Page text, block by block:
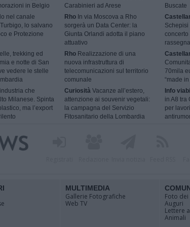
in Belgio
nel canale
lo salvano
e Protezione
trekking ed
e notte di San
vedere le stelle
che
Milanese. Spinta
ma l’export
Carabinieri ad Arese
Rho In via Moscova a Rho
sorgerà un Data Center: la
Giunta Orlandi adotta il piano
attuativo
Rho Realizzazione di una
nuova infrastruttura di
telecomunicazioni sul territorio
comunale
Curiosità Vacanze all’estero,
attenzione ai souvenir vegetali:
la campagna del Servizio
Fitosanitario della Lombardia
Buscate
Schepisi
concerto
70mila
“made
Info
in A8 tra
per
MULTIMEDIA
Gallerie Fotografiche
Web TV
Foto
Auguri
Lettere
Animali